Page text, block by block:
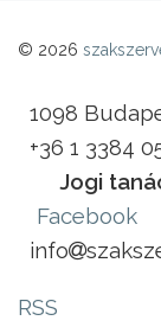
© 2026
1098
+36 1 3384
Jogi
Facebook
info
RSS